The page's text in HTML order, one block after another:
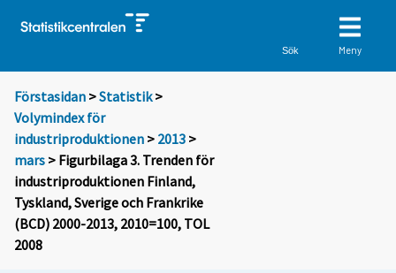
Sök Meny
Förstasidan >Statistik >
Volymindex för
industriproduktionen > 2013 >
mars > Figurbilaga 3. Trenden för
industriproduktionen Finland,
Tyskland, Sverige och Frankrike
(BCD) 2000-2013, 2010=100, TOL
2008